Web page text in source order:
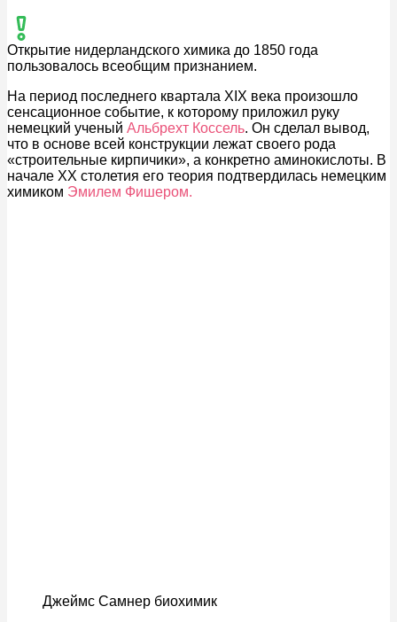
Открытие нидерландского химика до 1850 года
пользовалось всеобщим признанием.
На период последнего квартала XIX века произошло
сенсационное событие, к которому приложил руку
немецкий ученый Альбрехт Коссель. Он сделал вывод,
что в основе всей конструкции лежат своего рода
«строительные кирпичики», а конкретно аминокислоты. В
начале XX столетия его теория подтвердилась немецким
химиком Эмилем Фишером.
Джеймс Самнер биохимик